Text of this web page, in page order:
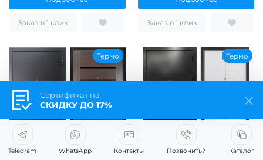
Заказ в 1 клик Заказ в 1 клик
Термо Термо
Сертификат на
СКИДКУ ДО 17%
Telegram WhatsApp Контакты Позвонить? Каталог